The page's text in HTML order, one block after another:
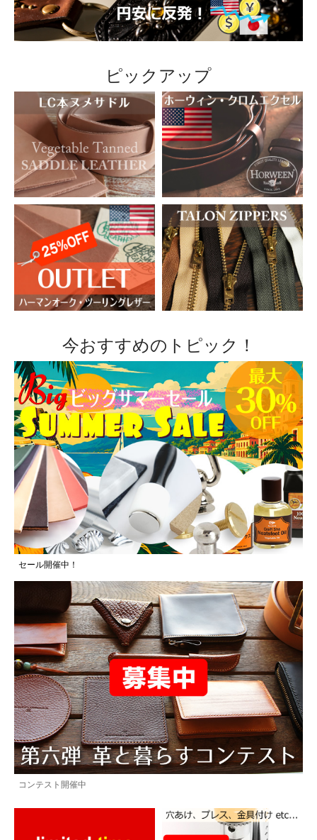
ピックアップ
今おすすめのトピック！
セール開催中！
コンテスト開催中